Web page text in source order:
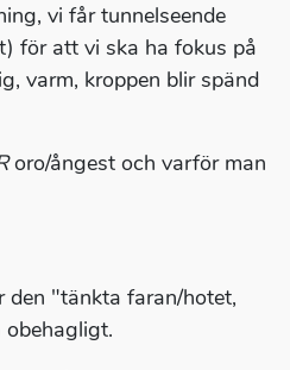
vi får tunnelseende
för att vi ska ha fokus på
varm, kroppen blir spänd
oro/ångest och varför man
den "tänkta faran/hotet,